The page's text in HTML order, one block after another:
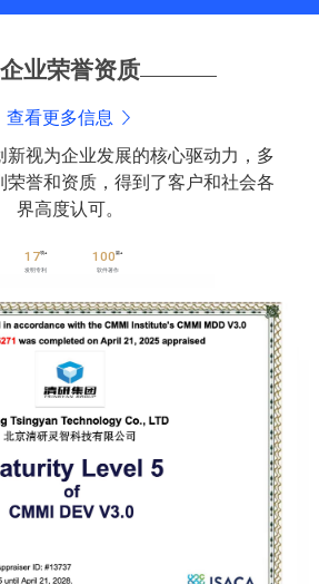
企业荣誉资质
查看更多信息
新视为企业发展的核心驱动力，多
荣誉和资质，得到了客户和社会各
界高度认可。
发明专利
17项+
软件著作
100篇+